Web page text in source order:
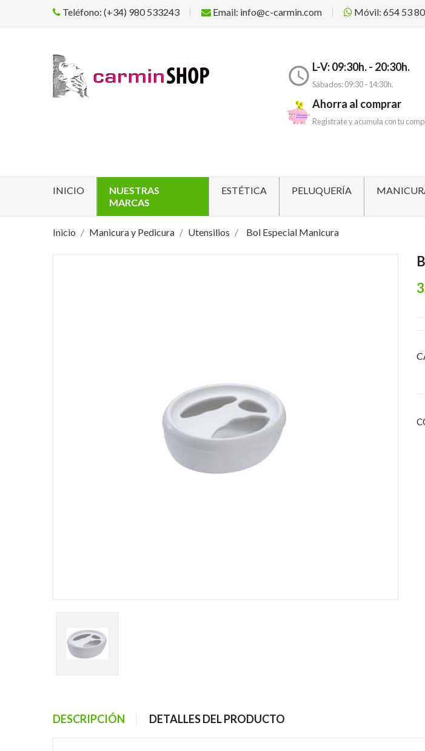
Teléfono: (+34) 980 533243 Email: info@c-carmin.com Móvil: 654 53
access_time L-V: 09:30h. - 20:30h.
Sábados: 09:30 - 14:30h.
Ahorra al comprar
Registrate y acumula con tu
INICIO
NUESTRAS
MARCAS
ESTÉTICA PELUQUERÍA
Inicio Manicura y Pedicura Utensilios Bol Especial Manicura
DESCRIPCIÓN DETALLES DEL PRODUCTO